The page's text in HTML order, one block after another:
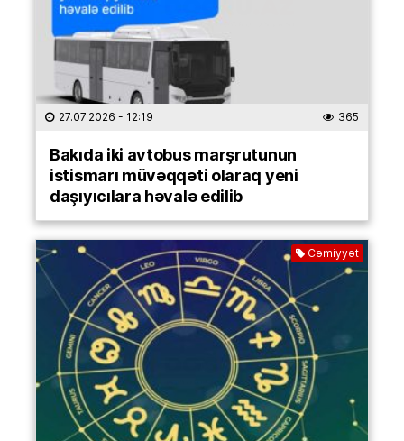
27.07.2026 - 12:19 365
Bakıda iki avtobus marşrutunun
istismarı müvəqqəti olaraq yeni
daşıyıcılara həvalə edilib
Cəmiyyət